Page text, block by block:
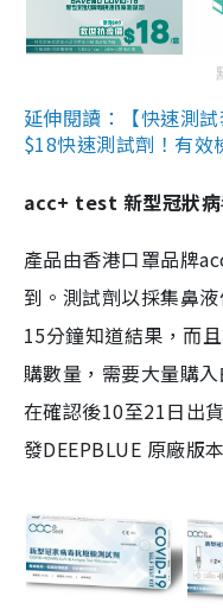
延伸閱讀：【快速測
$18快速測試劑！有
acc+ test 新型冠狀病
產品由香港口罩品牌
到。測試劑以採集鼻
15分鐘知道結果，而
購數量，需要大量購
在確認後10至21日出
發DEEPBLUE 原廠版